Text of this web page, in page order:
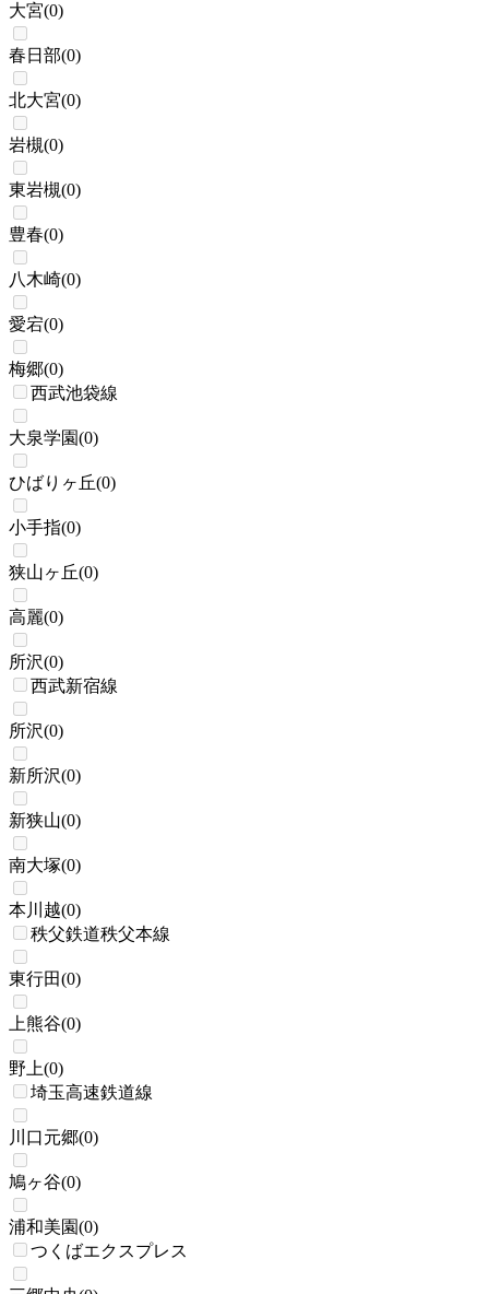
大宮(0)
春日部(0)
北大宮(0)
岩槻(0)
東岩槻(0)
豊春(0)
八木崎(0)
愛宕(0)
梅郷(0)
西武池袋線
大泉学園(0)
ひばりヶ丘(0)
小手指(0)
狭山ヶ丘(0)
高麗(0)
所沢(0)
西武新宿線
所沢(0)
新所沢(0)
新狭山(0)
南大塚(0)
本川越(0)
秩父鉄道秩父本線
東行田(0)
上熊谷(0)
野上(0)
埼玉高速鉄道線
川口元郷(0)
鳩ヶ谷(0)
浦和美園(0)
つくばエクスプレス